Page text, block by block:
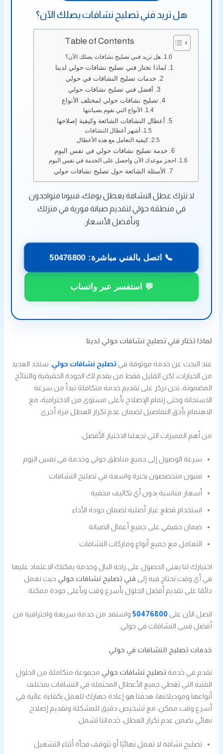
هل تريد فني تصليح نشافات يصلك الآن؟
Table of Contents
هل تريد فني تصليح نشافات يصلك الآن؟
لماذا تختار فني تصليح نشافات حولي لدينا
خدمات تصليح النشافات في حولي
أفضل فني تصليح نشافات حولي
تصليح نشافات حولي لمختلف الأنواع
الأنواع التي نقوم بصيانتها
أعطال النشافات الشائعة وكيفية إصلاحها
أشهر أعطال النشافات
كيفية التعامل مع هذه الأعطال
خدمة تصليح نشافات حولي في نفس اليوم
احجز موعدك الآن واحصل على الخدمة في نفس اليوم
الأسئلة الشائعة حول تصليح نشافات حولي
لا تترك عطل النشافة يعطل يومك، فنيونا متواجدون
في منطقة حولي لتقديم صيانة فورية في منزلك
وبأفضل الأسعار.
📞 اتصل بالفني مباشرة: 50476800
💬 استفسر عبر واتساب
لماذا تختار فني تصليح نشافات حولي لدينا
عند البحث عن خدمة موثوقة في تصليح نشافات حولي، ستجد العديد
من الخيارات، لكن القليل فقط من يقدم لك الجودة الحقيقية والنتائج
المضمونة، نحن نركز على تقديم خدمة متكاملة تبدأ من سرعة
الاستجابة وحتى إتمام الإصلاح بأعلى مستوى من الاحترافية، مع
الاهتمام بأدق التفاصيل لضمان عدم تكرار العطل مرة أخرى.
من أهم المميزات التي تجعلنا الاختيار الأفضل:
سرعة الوصول إلى جميع مناطق حولي وخدمة في نفس اليوم
فنيون متخصصون بخبرة واسعة في تصليح النشافات
أسعار مناسبة بدون أي تكاليف مخفية
استخدام قطع غيار أصلية لضمان جودة الأداء
ضمان حقيقي على جميع أعمال الصيانة
التعامل مع جميع أنواع وماركات النشافات
اختيارك لنا يعني الحصول على راحة البال وخدمة يمكنك الاعتماد عليها
في أي وقت تحتاج فيه إلى فني تصليح نشافات حولي حيث نعمل
دائمًا على تقديم أفضل الحلول بأسرع وقت وبأعلى جودة ممكنة.
اتصل الآن على 50476800 واستفد من خدمة سريعة واحترافية من
أفضل فنيي النشافات في حولي.
خدمات تصليح النشافات في حولي
نقدم في خدمة تصليح نشافات حولي مجموعة متكاملة من الحلول
الفنية التي تغطي جميع الأعطال المحتملة في النشافات بمختلف
أنواعها وموديلاتها، هدفنا هو إعادة جهازك للعمل بكفاءة عالية في
أسرع وقت ممكن، مع تشخيص دقيق للمشكلة وتقديم إصلاح
نهائي يضمن عدم تكرار العطل، خدماتنا تشمل:
تصليح نشافة لا تعمل نهائيًا أو تتوقف فجأة أثناء التشغيل